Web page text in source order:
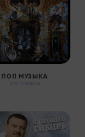
ПОП МУЗЫКА
275 ТОВАРЫ